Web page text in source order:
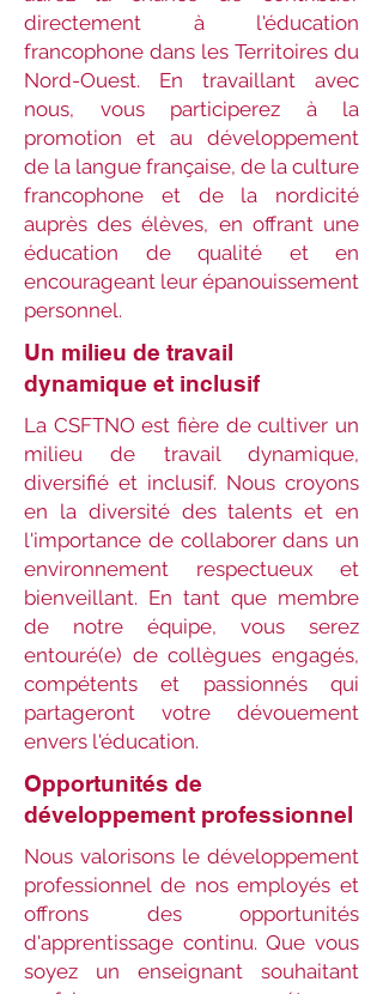
directement à l'éducation
francophone dans les Territoires du
Nord-Ouest. En travaillant avec
nous, vous participerez à la
promotion et au développement
de la langue française, de la culture
francophone et de la nordicité
auprès des élèves, en offrant une
éducation de qualité et en
encourageant leur épanouissement
personnel.
Un milieu de travail
dynamique et inclusif
La CSFTNO est fière de cultiver un
milieu de travail dynamique,
diversifié et inclusif. Nous croyons
en la diversité des talents et en
l'importance de collaborer dans un
environnement respectueux et
bienveillant. En tant que membre
de notre équipe, vous serez
entouré(e) de collègues engagés,
compétents et passionnés qui
partageront votre dévouement
envers l'éducation.
Opportunités de
développement professionnel
Nous valorisons le développement
professionnel de nos employés et
offrons des opportunités
d'apprentissage continu. Que vous
soyez un enseignant souhaitant